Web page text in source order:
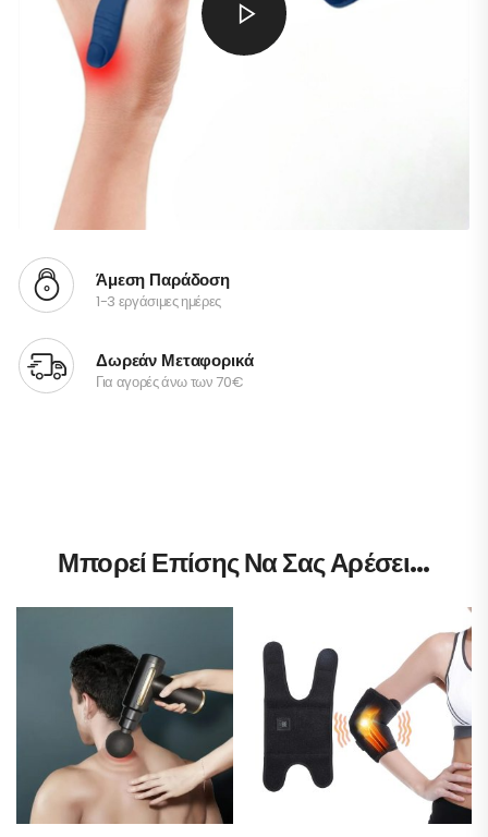
Άμεση Παράδοση
1-3 εργάσιμες ημέρες
Δωρεάν Μεταφορικά
Για αγορές άνω των 70€
Μπορεί Επίσης Να Σας Αρέσει…